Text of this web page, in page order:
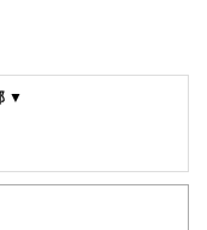
▼
に関する記事を、日々
かりやすく発信していま